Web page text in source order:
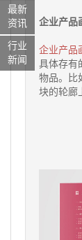
企业产品
企业产品
具体存有
物品。比
块的轮廊
最新
资讯
行业
新闻